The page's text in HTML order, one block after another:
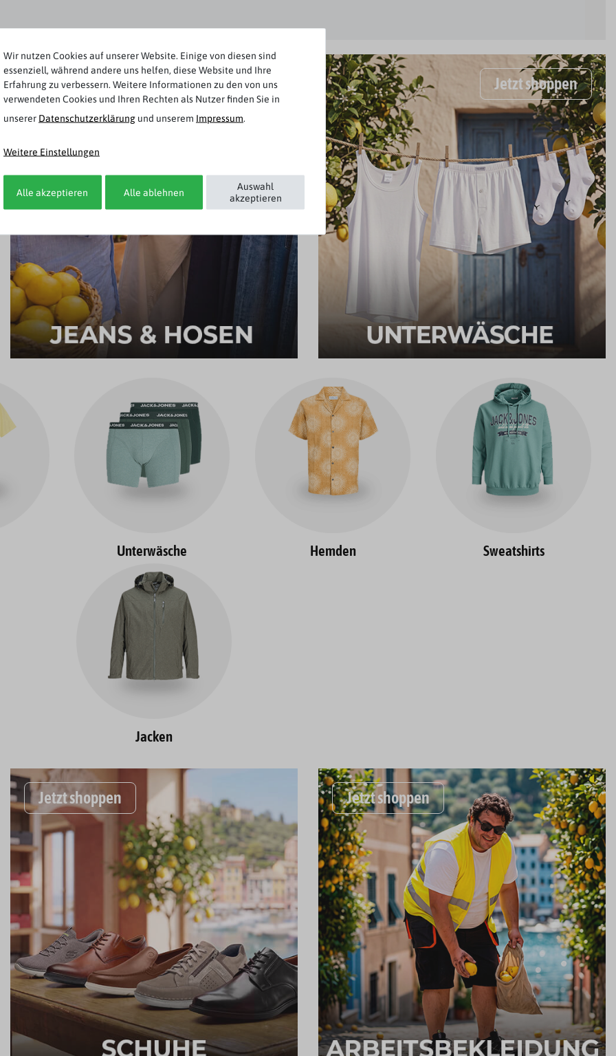
Jetzt shoppen Jetzt shoppen
Unterwäsche Hemden Sweatshirts
Jacken
Jetzt shoppen Jetzt shoppen
Wir nutzen Cookies auf unserer Website. Einige von diesen sind
essenziell, während andere uns helfen, diese Website und Ihre
Erfahrung zu verbessern. Weitere Informationen zu den von uns
verwendeten Cookies und Ihren Rechten als Nutzer finden Sie in
unserer Daten­schutz­erklärung und unserem Impressum.
Weitere Einstellungen
Alle akzeptieren Alle ablehnen
Auswahl
akzeptieren